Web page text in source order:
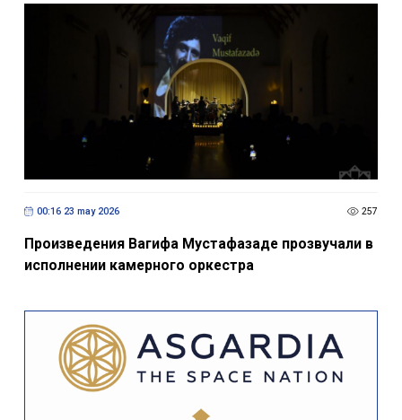
00:16 23 may 2026 257
Произведения Вагифа Мустафазаде прозвучали в
исполнении камерного оркестра